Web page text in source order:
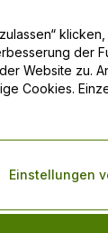
/ Kontakt
Website
und die
meiner
der
verwenden wir nur
Cookies.
Einstellungen